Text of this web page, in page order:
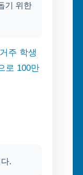
기 위한
주 학생
로 100만
.